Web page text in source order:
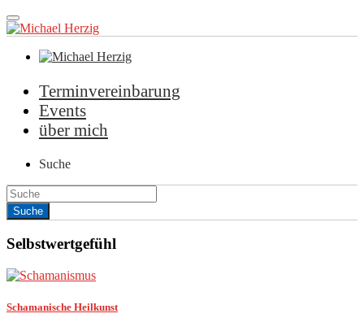
Terminvereinbarung
Events
über mich
Suche
Selbstwertgefühl
Schamanische Heilkunst